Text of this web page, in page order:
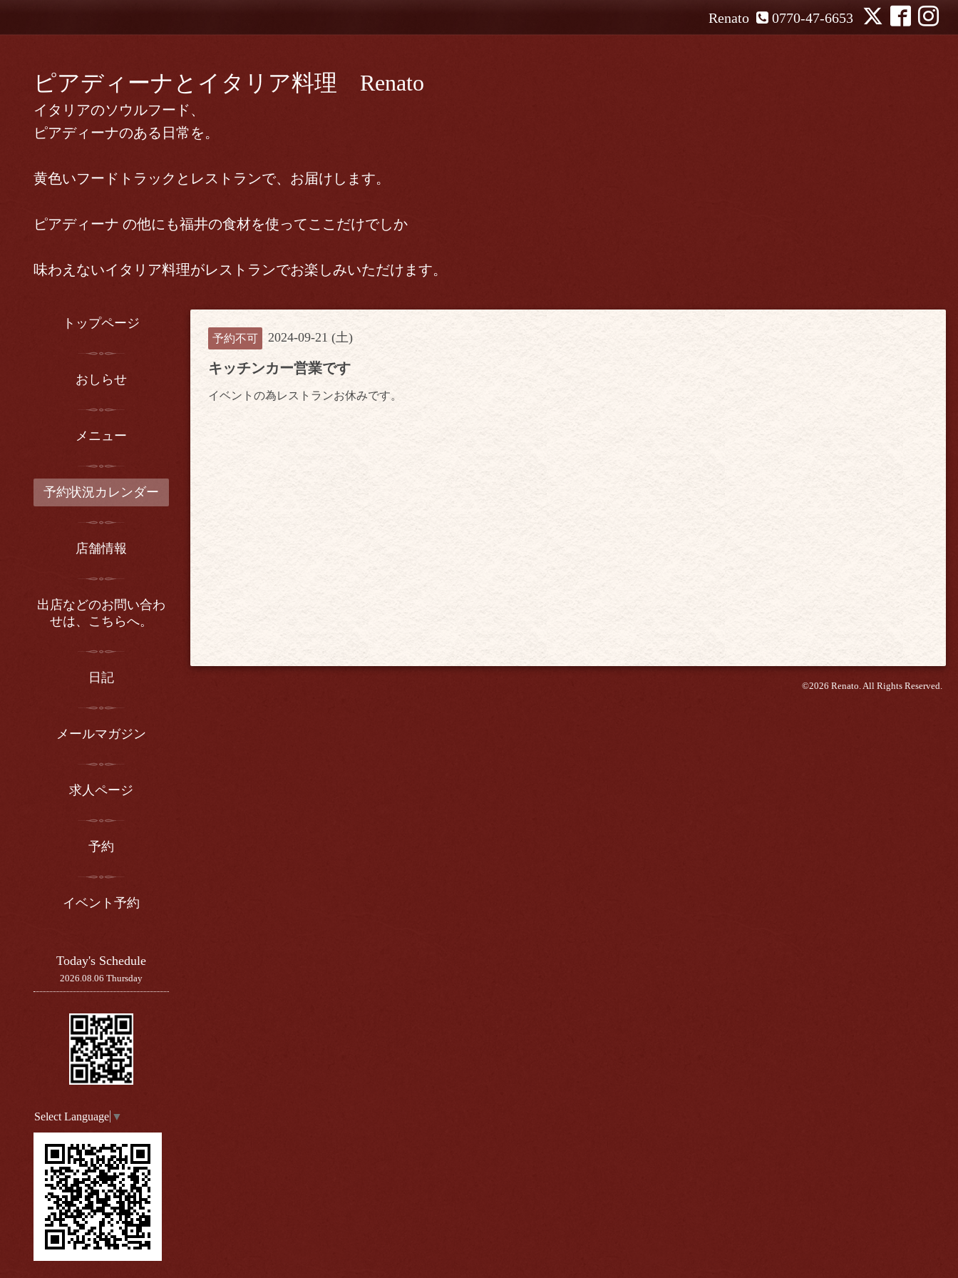
0770-47-6653
Renato
ピアディーナとイタリア料理 Renato
イタリアのソウルフード、
ピアディーナのある日常を。
黄色いフードトラックとレストランで、お届けします。
ピアディーナ の他にも福井の食材を使ってここだけでしか
味わえないイタリア料理がレストランでお楽しみいただけます。
予約不可 2024-09-21 (土)
キッチンカー営業です
イベントの為レストランお休みです。
©2026 Renato. All Rights Reserved.
トップページ
おしらせ
メニュー
予約状況カレンダー
店舗情報
出店などのお問い合わ
せは、こちらへ。
日記
メールマガジン
求人ページ
予約
イベント予約
Today's Schedule
2026.08.06 Thursday
Select Language ▼